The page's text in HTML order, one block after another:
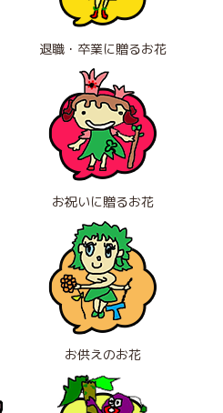
退職・卒業に贈るお花
お祝いに贈るお花
お供えのお花